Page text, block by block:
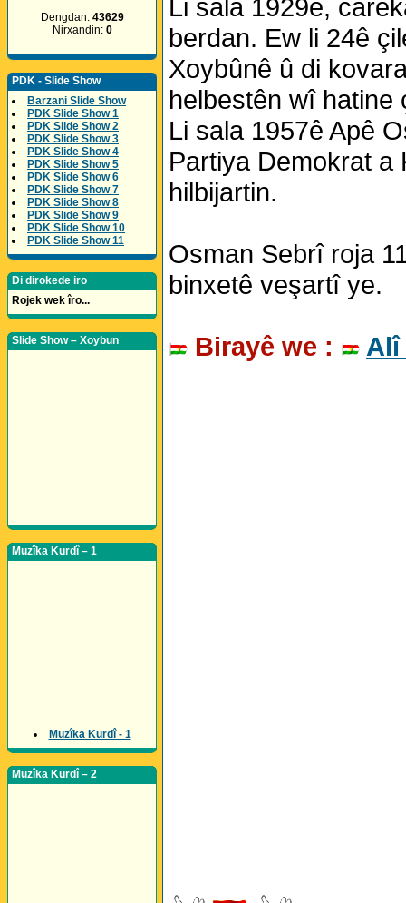
Dengdan: 43629
Nirxandin: 0
PDK - Slide Show
Barzani Slide Show
PDK Slide Show 1
PDK Slide Show 2
PDK Slide Show 3
PDK Slide Show 4
PDK Slide Show 5
PDK Slide Show 6
PDK Slide Show 7
PDK Slide Show 8
PDK Slide Show 9
PDK Slide Show 10
PDK Slide Show 11
Di dirokede iro
Rojek wek îro...
Slide Show – Xoybun
Muzîka Kurdî – 1
Muzîka Kurdî - 1
Muzîka Kurdî – 2
Li sala 1929ê,
berdan. Ew li 24ê
Xoybûnê û di
helbestên wî
Li sala 1957ê Apê
Partiya Demokrat a
hilbijartin.
Osman Sebrî roja
binxetê veşartî ye.
Birayê we : Alî